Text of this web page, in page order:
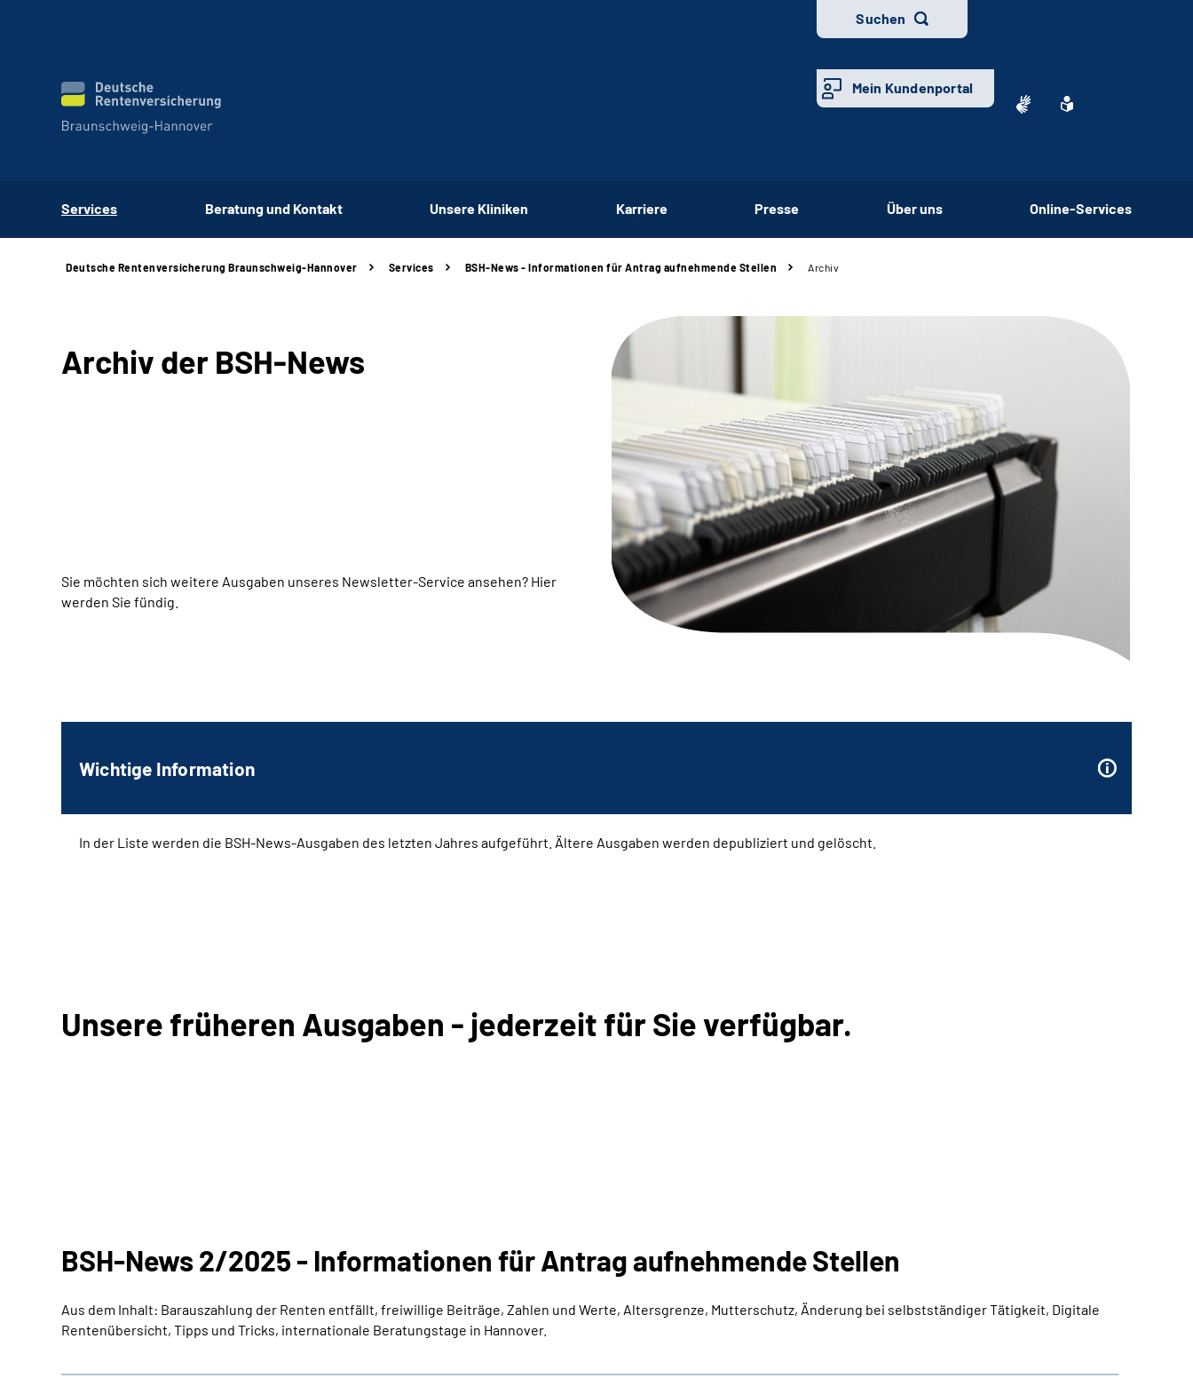
Suchen
Mein Kundenportal
Services Beratung und Kontakt Unsere Kliniken Karriere Presse Über uns Online-Services
Deutsche Rentenversicherung Braunschweig-Hannover Services BSH-News - Informationen für Antrag aufnehmende Stellen Archiv
Archiv der BSH-News
Sie möchten sich weitere Ausgaben unseres Newsletter-Service ansehen? Hier
werden Sie fündig.
Wichtige Information
In der Liste werden die BSH-News-Ausgaben des letzten Jahres aufgeführt. Ältere Ausgaben werden depubliziert und gelöscht.
Unsere früheren Ausgaben - jederzeit für Sie verfügbar.
BSH-News 2/2025 - Informationen für Antrag aufnehmende Stellen
Aus dem Inhalt: Barauszahlung der Renten entfällt, freiwillige Beiträge, Zahlen und Werte, Altersgrenze, Mutterschutz, Änderung bei selbstständiger Tätigkeit, Digitale
Rentenübersicht, Tipps und Tricks, internationale Beratungstage in Hannover.